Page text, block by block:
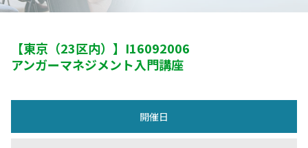
【東京（23区内）】 I16092006
アンガーマネジメント入門講座
開催日